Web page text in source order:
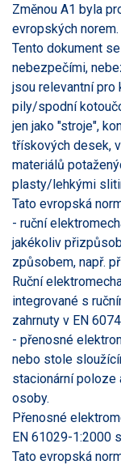
Změnou A1 byla
evropských norem.
Tento dokument
nebezpečími,
jsou relevantní
pily/spodní
jen jako "stroje",
třískových desek,
materiálů
plasty/lehkými
Tato evropská
- ruční
jakékoliv
způsobem, např.
Ruční
integrované s
zahrnuty v EN
- přenosné
nebo stole
stacionární poloze
osoby.
Přenosné
EN 61029-1:2000
Tato evropská